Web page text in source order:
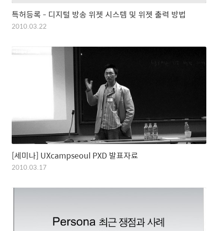
특허등록 - 디지털 방송 위젯 시스템 및 위젯 출력 방법
2010.03.22
[세미나] UXcampseoul PXD 발표자료
2010.03.17